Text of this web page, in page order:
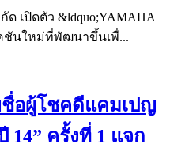
เปิดตัว &ldquo;YAMAHA
คชันใหม่ที่พัฒนาขึ้นเพื่...
ชื่อผู้โชคดีแคมเปญ
14” ครั้งที่ 1 แจก